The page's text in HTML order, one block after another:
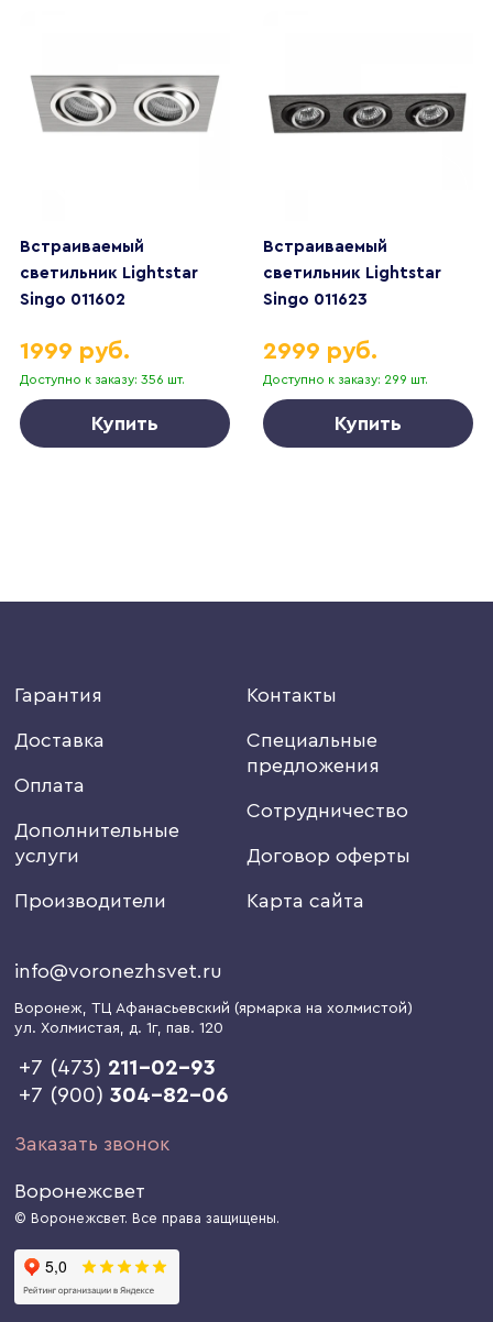
Встраиваемый
светильник Lightstar
Singo 011602
Доступно к заказу: 356 шт.
1999 руб.
Купить
Встраиваемый
светильник Lightstar
Singo 011623
Доступно к заказу: 299 шт.
2999 руб.
Купить
Гарантия
Доставка
Оплата
Дополнительные
услуги
Производители
Контакты
Специальные
предложения
Сотрудничество
Договор оферты
Карта сайта
info@voronezhsvet.ru
Воронеж, ТЦ Афанасьевский (ярмарка на холмистой)
ул. Холмистая, д. 1г, пав. 120
+7 (473) 211-02-93
+7 (900)304-82-06
Заказать звонок
Воронежсвет
© Воронежсвет. Все права защищены.